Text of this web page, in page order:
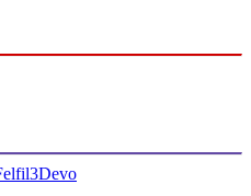
3Devo